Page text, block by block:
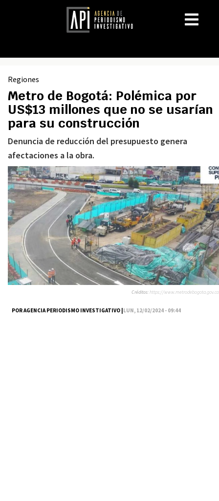
Regiones
Metro de Bogotá: Polémica por
US$13 millones que no se usarían
para su construcción
Denuncia de reducción del presupuesto genera
afectaciones a la obra.
POR AGENCIA PERIODISMO INVESTIGATIVO |LUN, 12/02/2024 - 09:44
Créditos:https://www.metrodebogota.gov.co